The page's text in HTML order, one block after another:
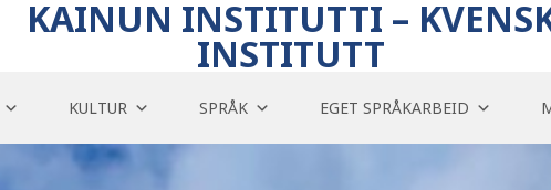
KAINUN INSTITUTTI –
INSTITUTT
KULTUR SPRÅK EGET SPRÅKARBEID